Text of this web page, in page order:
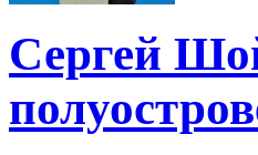
Сергей